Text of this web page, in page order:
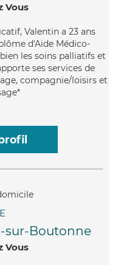
Vous
Valentin a 23 ans
d'Aide Médico-
les soins palliatifs et
ses services de
compagnie/loisirs et
sur-Boutonne
Vous